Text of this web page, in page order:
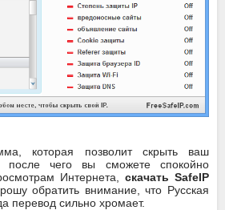
которая позволит скрыть ваш
после чего вы сможете спокойно
Интернета, скачать SafeIP
обратить внимание, что Русская
перевод сильно хромает.